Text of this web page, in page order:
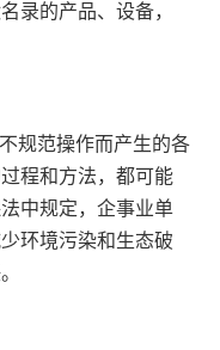
录的产品、设备，
规范操作而产生的各
程和方法，都可能
中规定，企事业单
环境污染和生态破